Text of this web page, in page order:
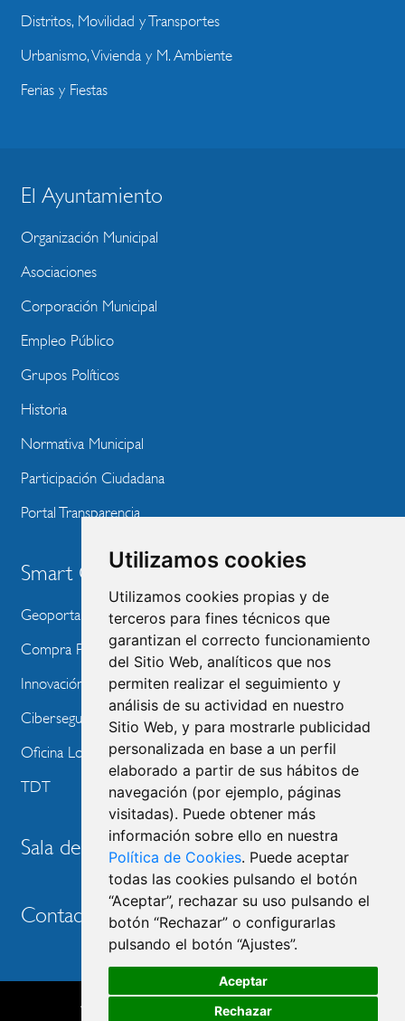
Utilizamos cookies
Utilizamos cookies propias y de
terceros para fines técnicos que
garantizan el correcto funcionamiento
del Sitio Web, analíticos que nos
permiten realizar el seguimiento y
análisis de su actividad en nuestro
Sitio Web, y para mostrarle publicidad
personalizada en base a un perfil
elaborado a partir de sus hábitos de
navegación (por ejemplo, páginas
visitadas). Puede obtener más
información sobre ello en nuestra
Política de Cookies. Puede aceptar
todas las cookies pulsando el botón
“Aceptar”, rechazar su uso pulsando el
botón “Rechazar” o configurarlas
pulsando el botón “Ajustes”.
Aceptar
Rechazar
Distritos, Movilidad y Transportes
Urbanismo, Vivienda y M. Ambiente
Ferias y Fiestas
BLOQUE
MENU
WEBSITE
El Ayuntamiento
Organización Municipal
Asociaciones
Corporación Municipal
Empleo Público
Grupos Políticos
Historia
Normativa Municipal
Participación Ciudadana
Portal Transparencia
Smart City
Geoportal
Compra Pública de Innovación
Innovación Tecnológica
Ciberseguridad
Oficina Local de Ayudas Públicas
TDT
Sala de prensa
Contacto
Accesibilidad Aviso legal
Política de privacidad
Política de cookies